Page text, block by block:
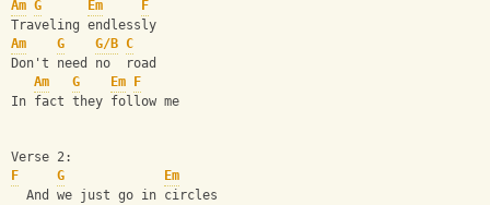
Am G Em
F
Traveling endlessly
Am
G G/B C
Don't need no  road
Am
G Em
F
In fact they follow me
Verse 2:
F
G
Em
  And we just go in circles